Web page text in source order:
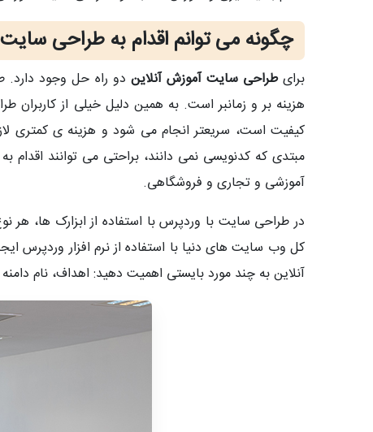
چگونه می توانم اقدام به طراحی
برایطراحی سایت آموزش آنلاین دو راه حل وجود
هزینه بر و زمانبر است. به همین دلیل خیلی از
کیفیت است، سریعتر انجام می شود و هزینه ی کمتری
مبتدی که کدنویسی نمی دانند، براحتی می توانند
آموزشی و تجاری و فروشگاهی.
کل وب سایت های دنیا با استفاده از نرم افزار
آنلاین به چند مورد بایستی اهمیت دهید: اهداف، نام